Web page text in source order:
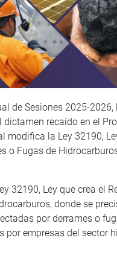
de Sesiones 2025-
recaído en el
modifica la Ley 32190,
o Fugas de
32190, Ley que crea el
donde se
por derrames o
empresas del sector